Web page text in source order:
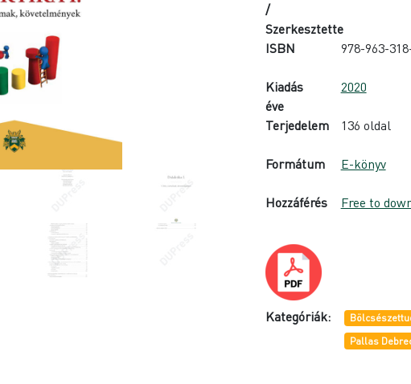
/
Szerkesztette
ISBN 978-963-
Kiadás
éve
2020
Terjedelem 136 oldal
Formátum E-könyv
Hozzáférés Free to
Kategóriák:
Pallas